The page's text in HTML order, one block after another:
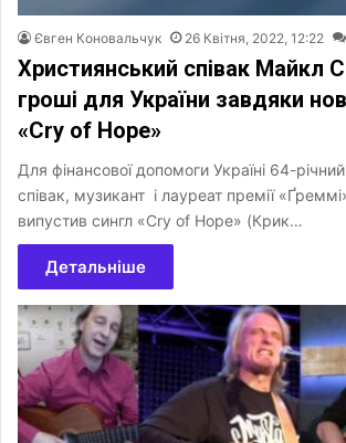
Євген Коновальчук 26 Квітня, 2022, 12:22
Християнський співак Майкл
гроші для України завдяки
«Cry of Hope»
Для фінансової допомоги Україні 64-
співак, музикант і лауреат премії
випустив сингл «Cry of Hope» (Крик…
Детальніше